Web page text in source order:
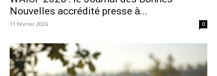
Nouvelles accrédité presse à...
11 février 2026 0